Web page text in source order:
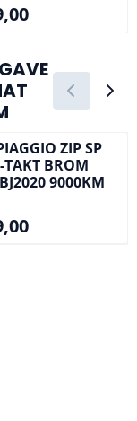
GAVE
ZIP SP
BROM
9000KM